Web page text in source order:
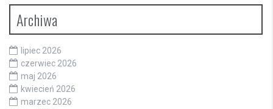
Archiwa
lipiec 2026
czerwiec 2026
maj 2026
kwiecień 2026
marzec 2026